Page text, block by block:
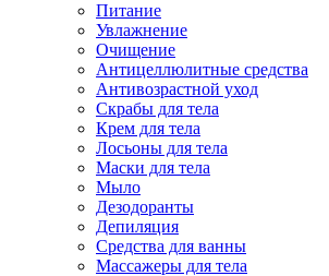
Питание
Увлажнение
Очищение
Антицеллюлитные средства
Антивозрастной уход
Скрабы для тела
Крем для тела
Лосьоны для тела
Маски для тела
Мыло
Дезодоранты
Депиляция
Средства для ванны
Массажеры для тела